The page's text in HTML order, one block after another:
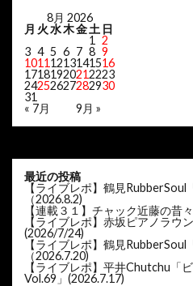
8月 2026
月 火水木金土 日
1 2
3 4 5 6 7 8 9
10111213141516
17181920212223
24252627282930
31
« 7月
9月 »
最近の投稿
【ライブレポ】鶴見RubberSoul
（2026.8.2)
【連載３１】チャック近藤の昔々
【ライブレポ】赤坂ピアノラウ
(2026/7/24)
【ライブレポ】鶴見RubberSoul
（2026.7.20)
【ライブレポ】平井Chutchu「
Vol.69」(2026.7.17)